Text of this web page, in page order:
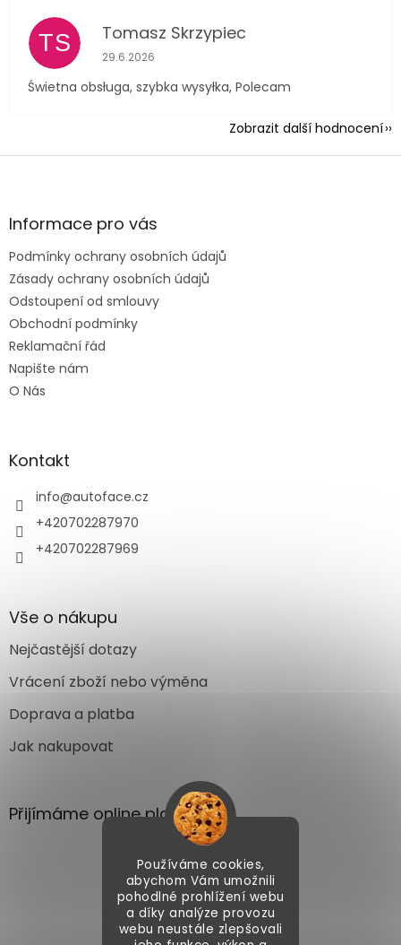
Používáme cookies,
abychom Vám umožnili
pohodlné prohlížení webu
a díky analýze provozu
webu neustále zlepšovali
TS Tomasz Skrzypiec
Hodnocení obchodu je 5 z 5 hvězdiček.
29.6.2026
Świetna obsługa, szybka wysyłka, Polecam
Zobrazit další hodnocení
Z
aInformace pro vás
Podmínky ochrany osobních údajů
Zásady ochrany osobních údajů
Odstoupení od smlouvy
Obchodní podmínky
Reklamační řád
Napište nám
O Nás
Kontakt
info@autoface.cz
+420702287970
+420702287969
Vše o nákupu
Nejčastější dotazy
Vrácení zboží nebo výměna
Doprava a platba
Jak nakupovat
Přijímáme online platby
Vytvořil Shoptet